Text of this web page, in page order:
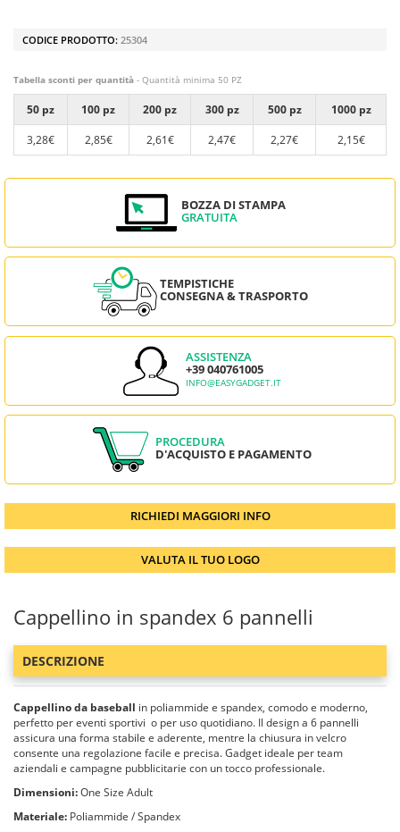
CODICE PRODOTTO: 25304
Tabella sconti per quantità - Quantità minima 50 PZ
50 pz 100 pz 200 pz 300 pz 500 pz
1000 pz
3,28€
2,85€ 2,61€ 2,47€ 2,27€ 2,15€
BOZZA DI STAMPA
GRATUITA
TEMPISTICHE
CONSEGNA & TRASPORTO
ASSISTENZA
+39 040761005
INFO@EASYGADGET.IT
PROCEDURA
D'ACQUISTO E PAGAMENTO
RICHIEDI MAGGIORI INFO
VALUTA IL TUO LOGO
Cappellino in spandex 6 pannelli
DESCRIZIONE
Cappellino da baseball in poliammide e spandex, comodo e moderno,
perfetto per eventi sportivi o per uso quotidiano. Il design a 6 pannelli
assicura una forma stabile e aderente, mentre la chiusura in velcro
consente una regolazione facile e precisa. Gadget ideale per team
aziendali e campagne pubblicitarie con un tocco professionale.
Dimensioni:One Size Adult
Materiale: Poliammide / Spandex